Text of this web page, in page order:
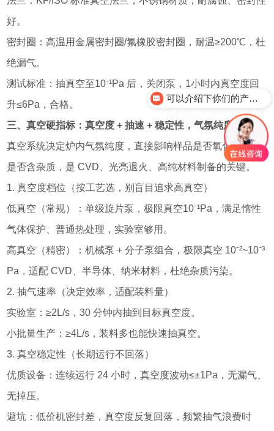
好。
密封圈：高温用金属密封圈/氟橡胶密封圈，耐温≥200℃，杜
绝漏气。
测试标准：抽真空至10⁻¹Pa 后，关闭泵，1小时内真空度回
升≤6Pa，合格。
三、真空硬指标：真空度 + 抽速 + 稳定性，气氛纯度全靠它
真空系统决定炉内气氛纯度，直接影响样品是否氧化、镀层
是否含杂质，是 CVD、光亮退火、高纯材料制备的关键。
1. 真空度档位（按工艺选，别盲目追求高真空）
低真空（常规）：单级旋片泵，极限真空10⁻¹Pa，满足惰性
气体保护、普通热处理，实验室够用。
高真空（精密）：机械泵 + 分子泵组合，极限真空 10⁻²~10⁻³
Pa，适配 CVD、半导体、纳米材料，杜绝杂质污染。
2. 抽气速率（决定效率，适配装料量）
实验室：≥2L/s，30 分钟内抽到目标真空度。
小批量生产：≥4L/s，装料多也能快速抽真空。
3. 真空稳定性（长期运行不回落）
优质设备：连续运行 24 小时，真空度波动≤±1Pa，无漏气、
无掉压。
避坑：低价机密封差，真空度反复回落，频繁抽气浪费时
想了解这款设备配置